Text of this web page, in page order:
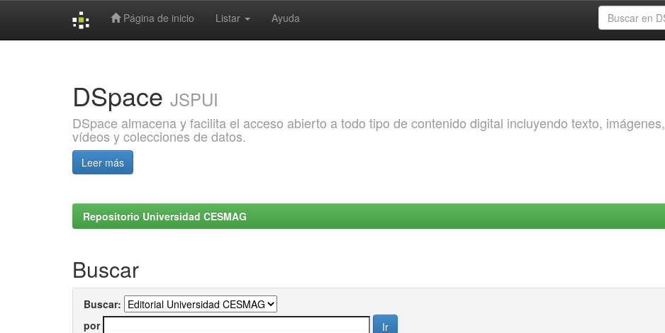
Página de inicio Listar Ayuda
DSpace JSPUI
DSpace almacena y facilita el acceso abierto a todo tipo de contenido digital incluyendo texto, imágenes,
vídeos y colecciones de datos.
Leer más
Repositorio Universidad CESMAG
Buscar
Buscar:
por